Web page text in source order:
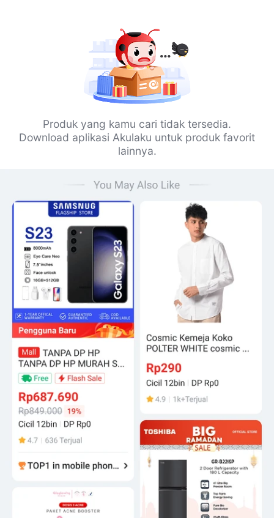
Produk yang kamu cari tidak tersedia.
Download aplikasi Akulaku untuk produk favorit
lainnya.